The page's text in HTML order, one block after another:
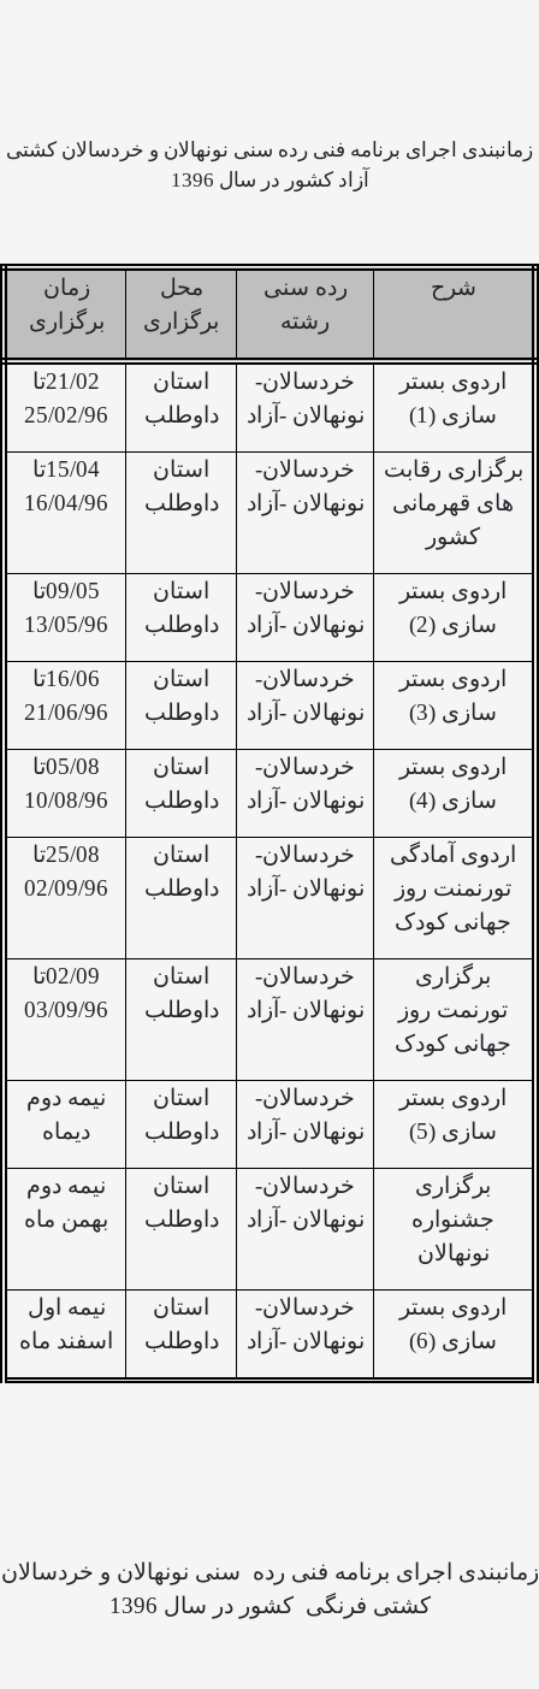
زمانبندی اجرای برنامه فنی رده سنی نونهالان و خردسالان کشتی
آزاد کشور در سال 1396
شرح
رده سنی
رشته
محل
برگزاری
زمان
برگزاری
اردوی بستر
سازی (1)
خردسالان-
نونهالان -آزاد
استان
داوطلب
21/02تا
25/02/96
برگزاری رقابت
های قهرمانی
کشور
خردسالان-
نونهالان -آزاد
استان
داوطلب
15/04تا
16/04/96
اردوی بستر
سازی (2)
خردسالان-
نونهالان -آزاد
استان
داوطلب
09/05تا
13/05/96
اردوی بستر
سازی (3)
خردسالان-
نونهالان -آزاد
استان
داوطلب
16/06تا
21/06/96
اردوی بستر
سازی (4)
خردسالان-
نونهالان -آزاد
استان
داوطلب
05/08تا
10/08/96
اردوی آمادگی
تورنمنت روز
جهانی کودک
خردسالان-
نونهالان -آزاد
استان
داوطلب
25/08تا
02/09/96
برگزاری
تورنمت روز
جهانی کودک
خردسالان-
نونهالان -آزاد
استان
داوطلب
02/09تا
03/09/96
اردوی بستر
سازی (5)
خردسالان-
نونهالان -آزاد
استان
داوطلب
نیمه دوم
دیماه
برگزاری
جشنواره
نونهالان
خردسالان-
نونهالان -آزاد
استان
داوطلب
نیمه دوم
بهمن ماه
اردوی بستر
سازی (6)
خردسالان-
نونهالان -آزاد
استان
داوطلب
نیمه اول
اسفند ماه
زمانبندی اجرای برنامه فنی رده سنی نونهالان و خردسالان
کشتی فرنگی کشور در سال 1396